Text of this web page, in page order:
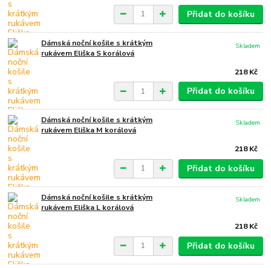
Přidat do košíku
Dámská noční košile s krátkým
rukávem Eliška S korálová
218 Kč
Skladem
Přidat do košíku
Dámská noční košile s krátkým
rukávem Eliška M korálová
218 Kč
Skladem
Přidat do košíku
Dámská noční košile s krátkým
rukávem Eliška L korálová
218 Kč
Skladem
Přidat do košíku